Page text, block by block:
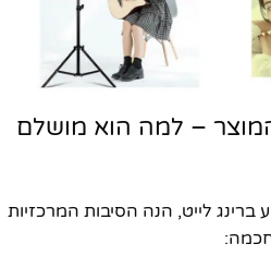
– למה הוא מושלם
לייט, הנה הסיבות המרכזיות